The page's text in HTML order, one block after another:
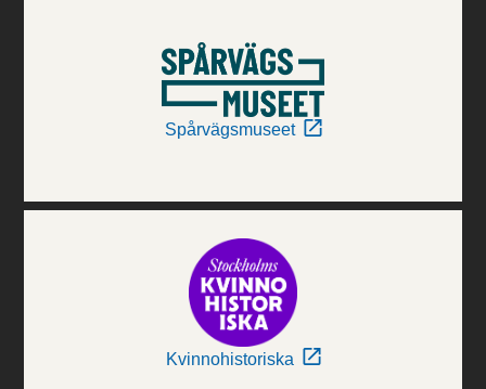
Spårvägsmuseet
Kvinnohistoriska